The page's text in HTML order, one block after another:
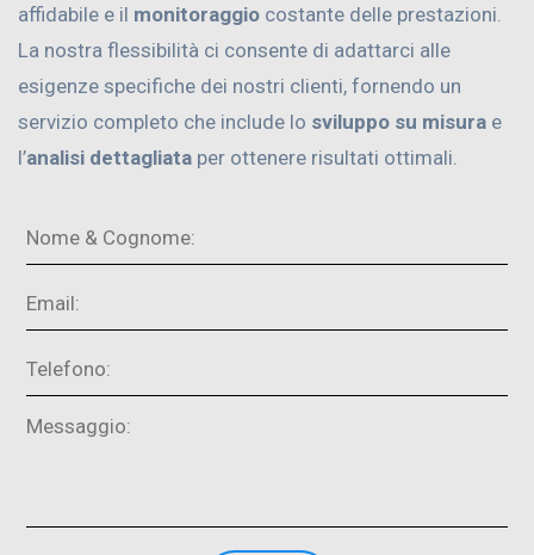
affidabile e il monitoraggio costante delle prestazioni.
La nostra flessibilità ci consente di adattarci alle
esigenze specifiche dei nostri clienti, fornendo un
servizio completo che include lo sviluppo su misura e
l’analisi dettagliata per ottenere risultati ottimali.